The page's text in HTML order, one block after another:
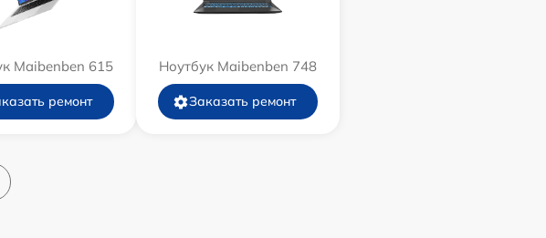
Maibenben 615
ремонт
Ноутбук Maibenben 748
Заказать ремонт